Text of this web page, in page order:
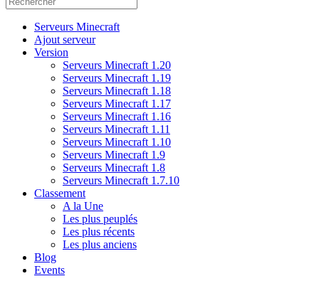
Serveurs Minecraft
Ajout serveur
Version
Serveurs Minecraft 1.20
Serveurs Minecraft 1.19
Serveurs Minecraft 1.18
Serveurs Minecraft 1.17
Serveurs Minecraft 1.16
Serveurs Minecraft 1.11
Serveurs Minecraft 1.10
Serveurs Minecraft 1.9
Serveurs Minecraft 1.8
Serveurs Minecraft 1.7.10
Classement
A la Une
Les plus peuplés
Les plus récents
Les plus anciens
Blog
Events